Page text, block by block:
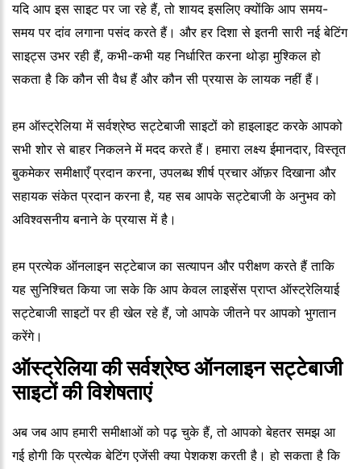
यदि आप इस साइट पर जा रहे हैं, तो शायद इसलिए क्योंकि आप समय-
समय पर दांव लगाना पसंद करते हैं। और हर दिशा से इतनी सारी नई बेटिंग
साइट्स उभर रही हैं, कभी-कभी यह निर्धारित करना थोड़ा मुश्किल हो
सकता है कि कौन सी वैध हैं और कौन सी प्रयास के लायक नहीं हैं।
हम ऑस्ट्रेलिया में सर्वश्रेष्ठ सट्टेबाजी साइटों को हाइलाइट करके आपको
सभी शोर से बाहर निकलने में मदद करते हैं। हमारा लक्ष्य ईमानदार, विस्तृत
बुकमेकर समीक्षाएँ प्रदान करना, उपलब्ध शीर्ष प्रचार ऑफ़र दिखाना और
सहायक संकेत प्रदान करना है, यह सब आपके सट्टेबाजी के अनुभव को
अविश्वसनीय बनाने के प्रयास में है।
हम प्रत्येक ऑनलाइन सट्टेबाज का सत्यापन और परीक्षण करते हैं ताकि
यह सुनिश्चित किया जा सके कि आप केवल लाइसेंस प्राप्त ऑस्ट्रेलियाई
सट्टेबाजी साइटों पर ही खेल रहे हैं, जो आपके जीतने पर आपको भुगतान
करेंगे।
ऑस्ट्रेलिया की सर्वश्रेष्ठ ऑनलाइन सट्टेबाजी
साइटों की विशेषताएं
अब जब आप हमारी समीक्षाओं को पढ़ चुके हैं, तो आपको बेहतर समझ आ
गई होगी कि प्रत्येक बेटिंग एजेंसी क्या पेशकश करती है। हो सकता है कि